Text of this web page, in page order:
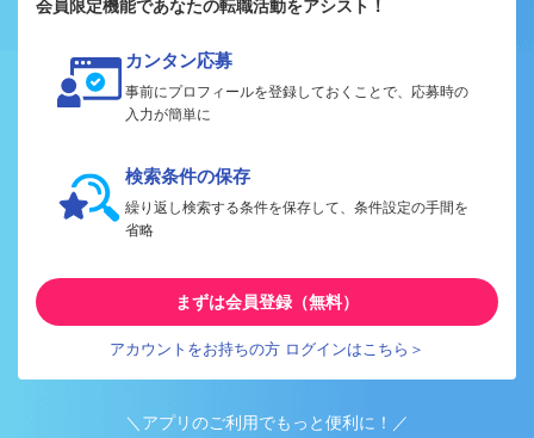
会員限定機能であなたの転職活動をアシスト！
カンタン応募
事前にプロフィールを登録しておくことで、応募時の
入力が簡単に
検索条件の保存
繰り返し検索する条件を保存して、条件設定の手間を
省略
まずは会員登録（無料）
アカウントをお持ちの方 ログインはこちら＞
＼アプリのご利用でもっと便利に！／